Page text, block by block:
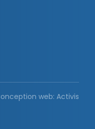
web: Activis